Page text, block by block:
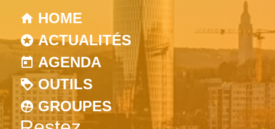
HOME
ACTUALITÉS
AGENDA
OUTILS
GROUPES